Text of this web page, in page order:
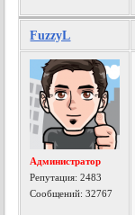
FuzzyL
Администратор
Репутация:2483
Сообщений: 32767